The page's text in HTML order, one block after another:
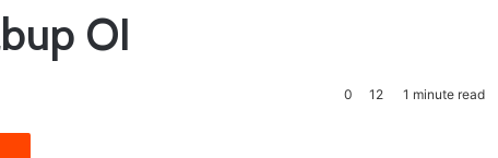
OI
0 12 1 minute read